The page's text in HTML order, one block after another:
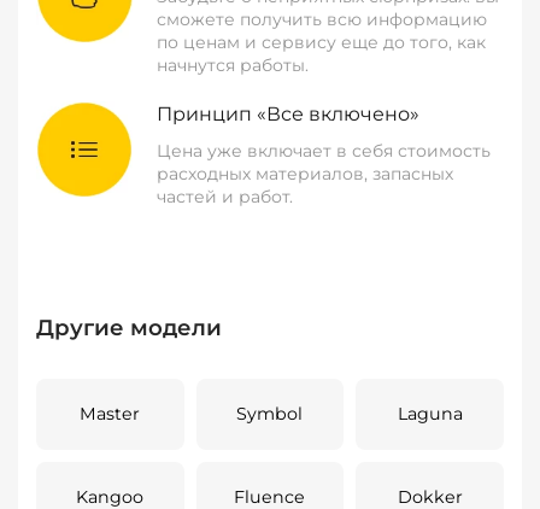
сможете получить всю информацию
по ценам и сервису еще до того, как
начнутся работы.
Принцип «Все включено»
Цена уже включает в себя стоимость
расходных материалов, запасных
частей и работ.
Другие модели
Master Symbol Laguna
Kangoo Fluence Dokker